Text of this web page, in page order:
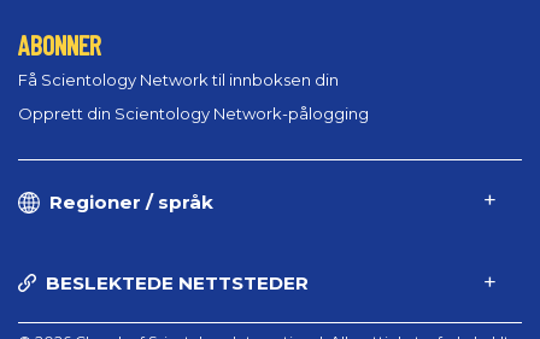
ABONNER
Få Scientology Network til innboksen din
Opprett din Scientology Network-pålogging
Regioner / språk
BESLEKTEDE NETTSTEDER